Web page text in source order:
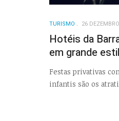
TURISMO 26
Hotéis da
em grande
Festas privativas
infantis são os